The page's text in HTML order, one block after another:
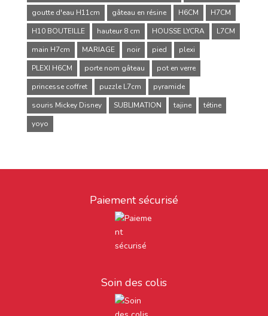
goutte d'eau H11cm
gâteau en résine H6CM
H7CM
H10 BOUTEILLE
hauteur 8 cm HOUSSE LYCRA
L7CM
main H7cm
MARIAGE noir pied
plexi
PLEXI H6CM
porte nom gâteau
pot en verre
princesse coffret
puzzle L7cm
pyramide
souris Mickey Disney
SUBLIMATION tajine
tétine
yoyo
Paiement sécurisé
Soin des colis